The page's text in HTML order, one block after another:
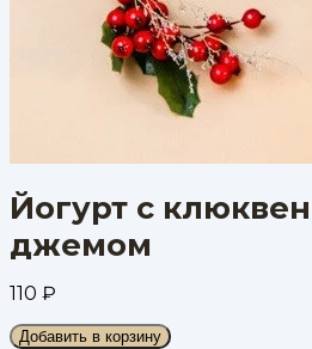
Йогурт с
джемом
110 ₽
Добавить в корзину